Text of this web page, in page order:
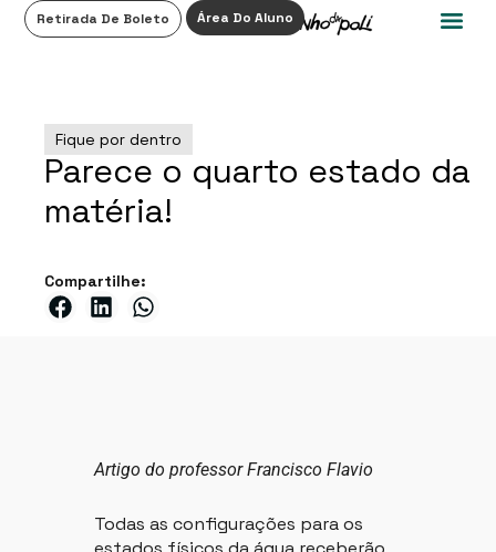
Retirada De Boleto Área Do Aluno
Fique por dentro
Parece o quarto estado da
matéria!
Compartilhe:
Artigo do professor Francisco Flavio
Todas as configurações para os